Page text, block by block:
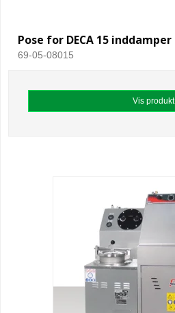
Pose for DECA 15 inddamper
69-05-08015
Vis produkt